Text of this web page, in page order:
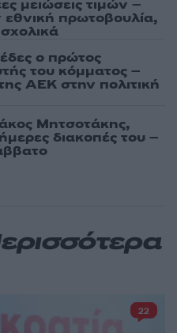
μειώσεις τιμών –
πρωτοβουλία,
ο πρώτος
του κόμματος –
ΑΕΚ στην πολιτική
Μητσοτάκης,
διακοπές του –
22